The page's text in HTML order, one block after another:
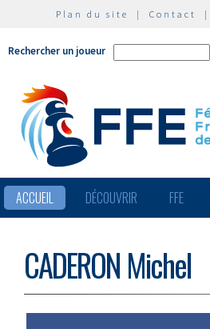
Plan du site | Contact
Rechercher un joueur
ACCUEIL DÉCOUVRIR FFE
CADERON Michel